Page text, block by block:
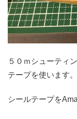
５０ｍシューティ
テープを使います。
シールテープを